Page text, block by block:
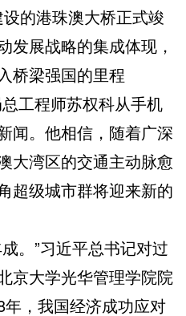
的港珠澳大桥正式竣
发展战略的集成体现，
桥梁强国的里程
工程师苏权科从手机
闻。他相信，随着广深
大湾区的交通主动脉愈
超级城市群将迎来新的
”习近平总书记对过
京大学光华管理学院院
，我国经济成功应对